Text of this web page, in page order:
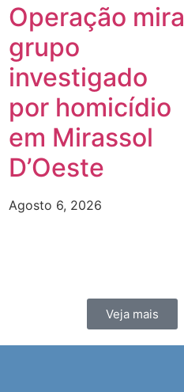
Operação mira
grupo
investigado
por homicídio
em Mirassol
D’Oeste
Agosto 6, 2026
Veja mais